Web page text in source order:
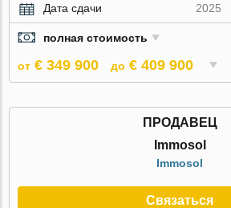
Дата сдачи
2025
полная стоимость
от € 349 900 до € 409 900
ПРОДАВЕЦ
Immosol
Immosol
Связаться